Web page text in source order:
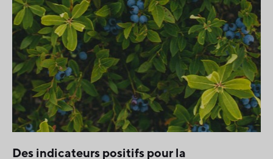
Des indicateurs positifs pour la